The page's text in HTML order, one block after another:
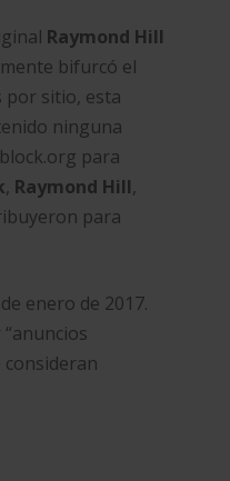
Raymond Hill
bifurcó el
por sitio, esta
ninguna
para
, Raymond Hill,
para
enero de 2017.